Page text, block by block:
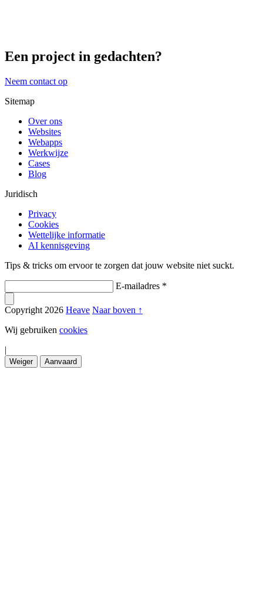
Een project in gedachten?
Neem contact op
Sitemap
Over ons
Websites
Webapps
Werkwijze
Cases
Blog
Juridisch
Privacy
Cookies
Wettelijke informatie
AI kennisgeving
Tips & tricks om ervoor te zorgen dat jouw website niet suckt.
E-mailadres *
Copyright 2026 Heave Naar boven ↑
Wij gebruiken cookies
|
Weiger Aanvaard